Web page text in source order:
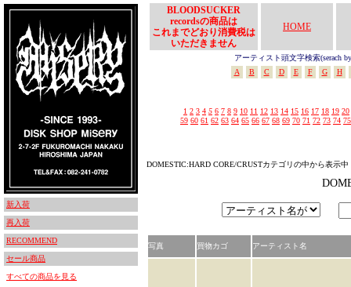
新入荷
再入荷
RECOMMEND
セール商品
すべての商品を見る
BLOODSUCKER
recordsの商品は
これまでどおり消費税は
いただきません
HOME
アーティスト頭文字検索(serach
A
B C D E F G H
1 2 3 4 5 6 7 8 9 10 11 12 13 14 15 16 17 18 19 20
59 60 61 62 63 64 65 66 67 68 69 70 71 72 73 74 75
DOMESTIC:HARD CORE/CRUSTカテゴリの中から表示中
写真 買物カゴ アーティスト名